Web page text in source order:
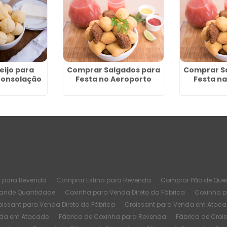
para
Comprar Salgados para
Festa no Aeroporto
Comprar
Festa
Revenda Comprar Esfiha para Revenda Comprar Pão de
Quantidade Coxinha para Venda Direto da Fábrica
Coxinha
para Venda Direto da Fábrica Croissant para Venda em
em Atacado Fábrica de Coxinha para Revenda
Fábrica de